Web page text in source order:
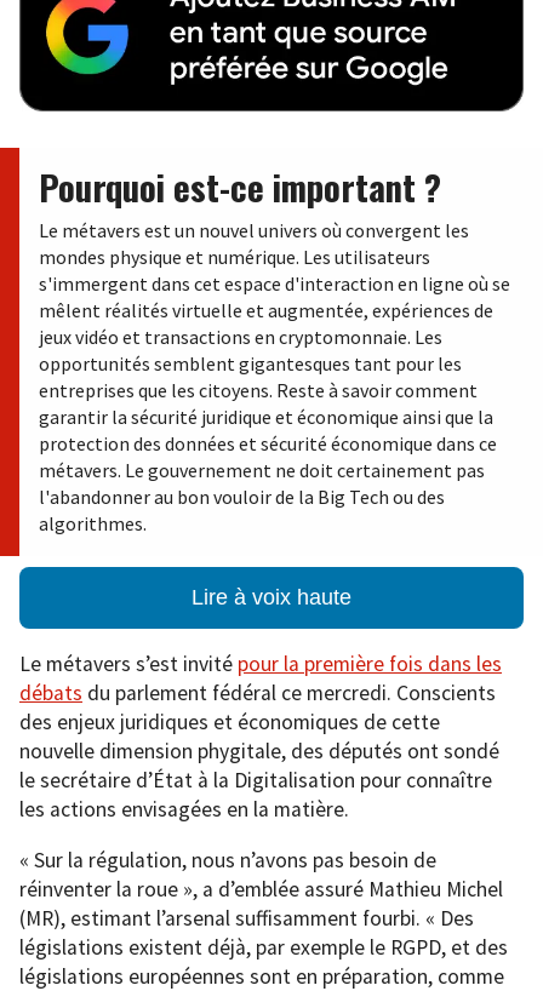
Pourquoi est-ce important ?
Le métavers est un nouvel univers où convergent les
mondes physique et numérique. Les utilisateurs
s'immergent dans cet espace d'interaction en ligne où se
mêlent réalités virtuelle et augmentée, expériences de
jeux vidéo et transactions en cryptomonnaie. Les
opportunités semblent gigantesques tant pour les
entreprises que les citoyens. Reste à savoir comment
garantir la sécurité juridique et économique ainsi que la
protection des données et sécurité économique dans ce
métavers. Le gouvernement ne doit certainement pas
l'abandonner au bon vouloir de la Big Tech ou des
algorithmes.
Lire à voix haute
Le métavers s’est invité pour la première fois dans les
débats du parlement fédéral ce mercredi. Conscients
des enjeux juridiques et économiques de cette
nouvelle dimension phygitale, des députés ont sondé
le secrétaire d’État à la Digitalisation pour connaître
les actions envisagées en la matière.
« Sur la régulation, nous n’avons pas besoin de
réinventer la roue », a d’emblée assuré Mathieu Michel
(MR), estimant l’arsenal suffisamment fourbi. « Des
législations existent déjà, par exemple le RGPD, et des
législations européennes sont en préparation, comme